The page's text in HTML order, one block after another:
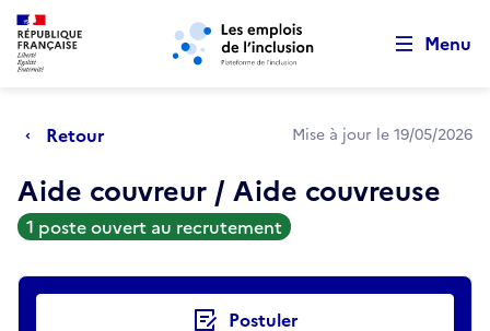
Aller au menu principal Aller au contenu principal
Menu
Retour Mise à jour le 19/05/2026
Aide couvreur / Aide couvreuse
1 poste ouvert au recrutement
Actions rapides Postuler
Retour au début de la page
Panneau de gestion des cookies